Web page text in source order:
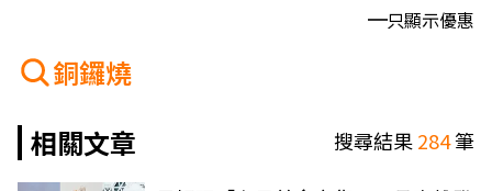
只顯示優惠
銅鑼燒
相關文章
搜尋結果284筆